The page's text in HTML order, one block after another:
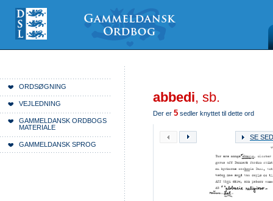
indhold
Videre
værktøjer
ORDSØGNING
VEJLEDNING
GAMMELDANSK ORDBOGS
MATERIALE
GAMMELDANSK SPROG
abbedi, sb.
Der er 5 sedler knyttet til dette ord
SE